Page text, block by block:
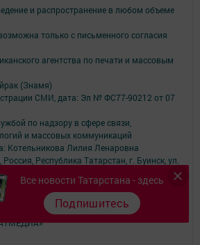
Все новости Татарстана - здесь
Подпишитесь
и распространение в любом объеме
только с письменного согласия
агентства по печати и массовым
(Знамя)
СМИ, дата: Эл № ФС77-90212 от 07
по надзору в сфере связи,
и массовых коммуникаций
Котельникова Лилия Ленаровна
Республика Татарстан, г. Буинск, ул.
3-19-73 Электронная почта редакции: